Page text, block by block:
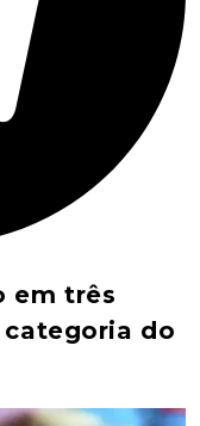
em três
do